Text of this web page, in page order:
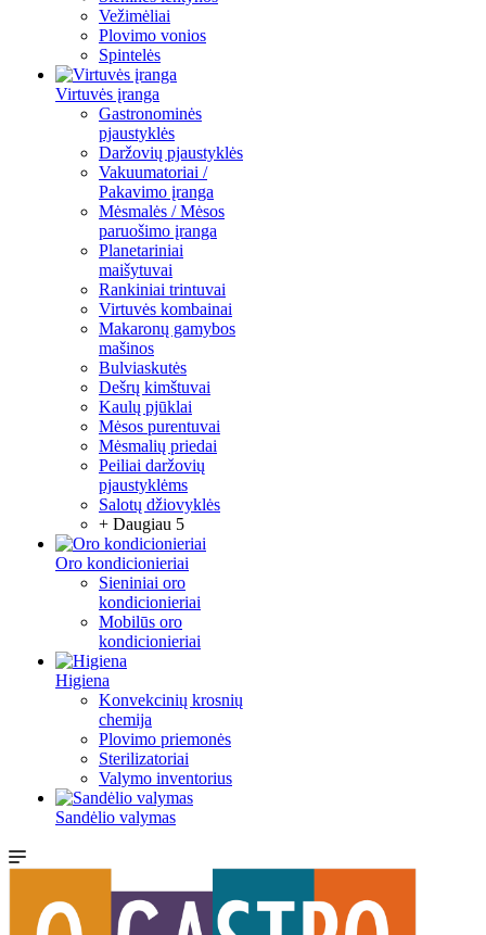
Vežimėliai
Plovimo vonios
Spintelės
Virtuvės įranga
Gastronominės
pjaustyklės
Daržovių pjaustyklės
Vakuumatoriai /
Pakavimo įranga
Mėsmalės / Mėsos
paruošimo įranga
Planetariniai
maišytuvai
Rankiniai trintuvai
Virtuvės kombainai
Makaronų gamybos
mašinos
Bulviaskutės
Dešrų kimštuvai
Kaulų pjūklai
Mėsos purentuvai
Mėsmalių priedai
Peiliai daržovių
pjaustyklėms
Salotų džiovyklės
+ Daugiau 5
Oro kondicionieriai
Sieniniai oro
kondicionieriai
Mobilūs oro
kondicionieriai
Higiena
Konvekcinių krosnių
chemija
Plovimo priemonės
Sterilizatoriai
Valymo inventorius
Sandėlio valymas